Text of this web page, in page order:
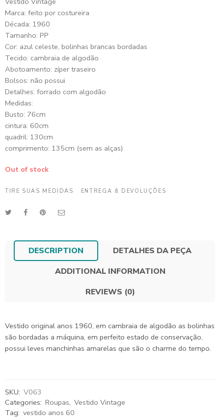
Marca: feito por costureira
Década: 1960
Tamanho: PP
Cor: azul celeste, bolinhas brancas bordadas
Tecido: cambraia de algodão
Abotoamento: zíper traseiro
Bolsos: não possui
Detalhes: forrado com algodão
Medidas:
Busto: 76cm
cintura: 60cm
quadril: 130cm
comprimento: 135cm (sem as alças)
Out of stock
TIRE SUAS MEDIDAS ENTREGA & DEVOLUÇÕES
DESCRIPTION
DETALHES DA PEÇA
ADDITIONAL INFORMATION
REVIEWS (0)
Vestido original anos 1960, em cambraia de algodão as bolinhas
são bordadas a máquina, em perfeito estado de conservação,
possui leves manchinhas amarelas que são o charme do tempo.
SKU: V063
Categories: Roupas, Vestido Vintage
Tag: vestido anos 60